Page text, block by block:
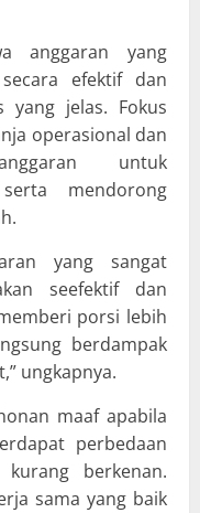
anggaran yang
efektif dan
yang jelas. Fokus
operasional dan
untuk
mendorong
yang sangat
seefektif dan
porsi lebih
berdampak
ungkapnya.
maaf apabila
perbedaan
berkenan.
sama yang baik